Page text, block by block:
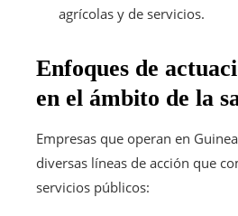
agrícolas y de servicios.
Enfoques de
en el ámbito de la
Empresas que operan en
diversas líneas de acción que
servicios públicos: